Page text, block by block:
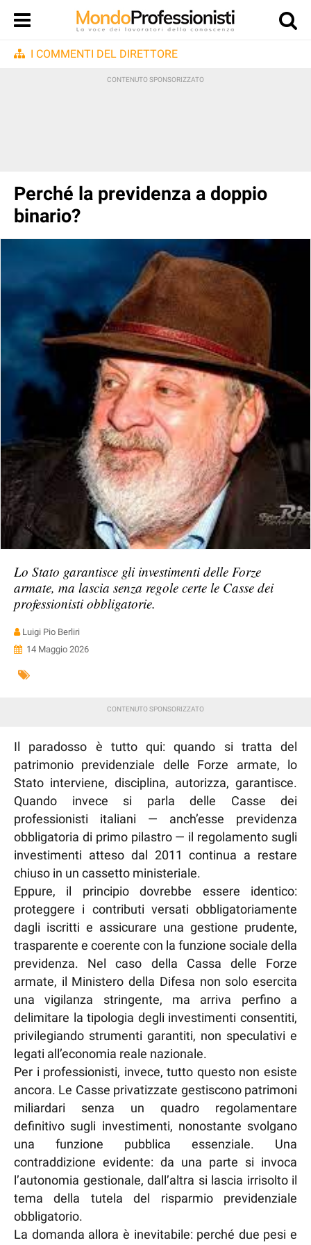
I COMMENTI DEL DIRETTORE
Perché la previdenza a doppio
binario?
Lo Stato garantisce gli investimenti delle Forze
armate, ma lascia senza regole certe le Casse dei
professionisti obbligatorie.
Luigi Pio Berliri
14 Maggio 2026
Il paradosso è tutto qui: quando si tratta del
patrimonio previdenziale delle Forze armate, lo
Stato interviene, disciplina, autorizza, garantisce.
Quando invece si parla delle Casse dei
professionisti italiani — anch’esse previdenza
obbligatoria di primo pilastro — il regolamento sugli
investimenti atteso dal 2011 continua a restare
chiuso in un cassetto ministeriale.
Eppure, il principio dovrebbe essere identico:
proteggere i contributi versati obbligatoriamente
dagli iscritti e assicurare una gestione prudente,
trasparente e coerente con la funzione sociale della
previdenza. Nel caso della Cassa delle Forze
armate, il Ministero della Difesa non solo esercita
una vigilanza stringente, ma arriva perfino a
delimitare la tipologia degli investimenti consentiti,
privilegiando strumenti garantiti, non speculativi e
legati all’economia reale nazionale.
Per i professionisti, invece, tutto questo non esiste
ancora. Le Casse privatizzate gestiscono patrimoni
miliardari senza un quadro regolamentare
definitivo sugli investimenti, nonostante svolgano
una funzione pubblica essenziale. Una
contraddizione evidente: da una parte si invoca
l’autonomia gestionale, dall’altra si lascia irrisolto il
tema della tutela del risparmio previdenziale
obbligatorio.
La domanda allora è inevitabile: perché due pesi e